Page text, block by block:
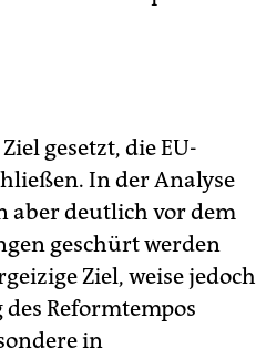
gesetzt, die EU-
In der Analyse
aber deutlich vor dem
geschürt werden
Ziel, weise jedoch
Reformtempos
in